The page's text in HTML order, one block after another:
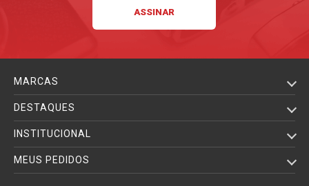
MARCAS
DESTAQUES
INSTITUCIONAL
MEUS PEDIDOS